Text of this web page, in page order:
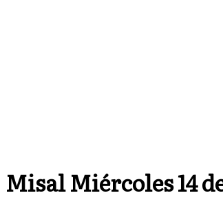
Misal Miércoles 14